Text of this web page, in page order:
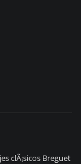
clÃ¡sicos Breguet